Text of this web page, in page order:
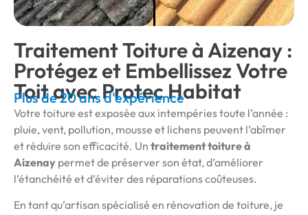
Traitement Toiture à Aizenay :
Protégez et Embellissez Votre
Toit avec Protec Habitat
Plus de 20 ans d'expérience
Votre toiture est exposée aux intempéries toute l’année :
pluie, vent, pollution, mousse et lichens peuvent l’abîmer
et réduire son efficacité. Un traitement toiture à
Aizenay permet de préserver son état, d’améliorer
l’étanchéité et d’éviter des réparations coûteuses.
En tant qu’artisan spécialisé en rénovation de toiture, je